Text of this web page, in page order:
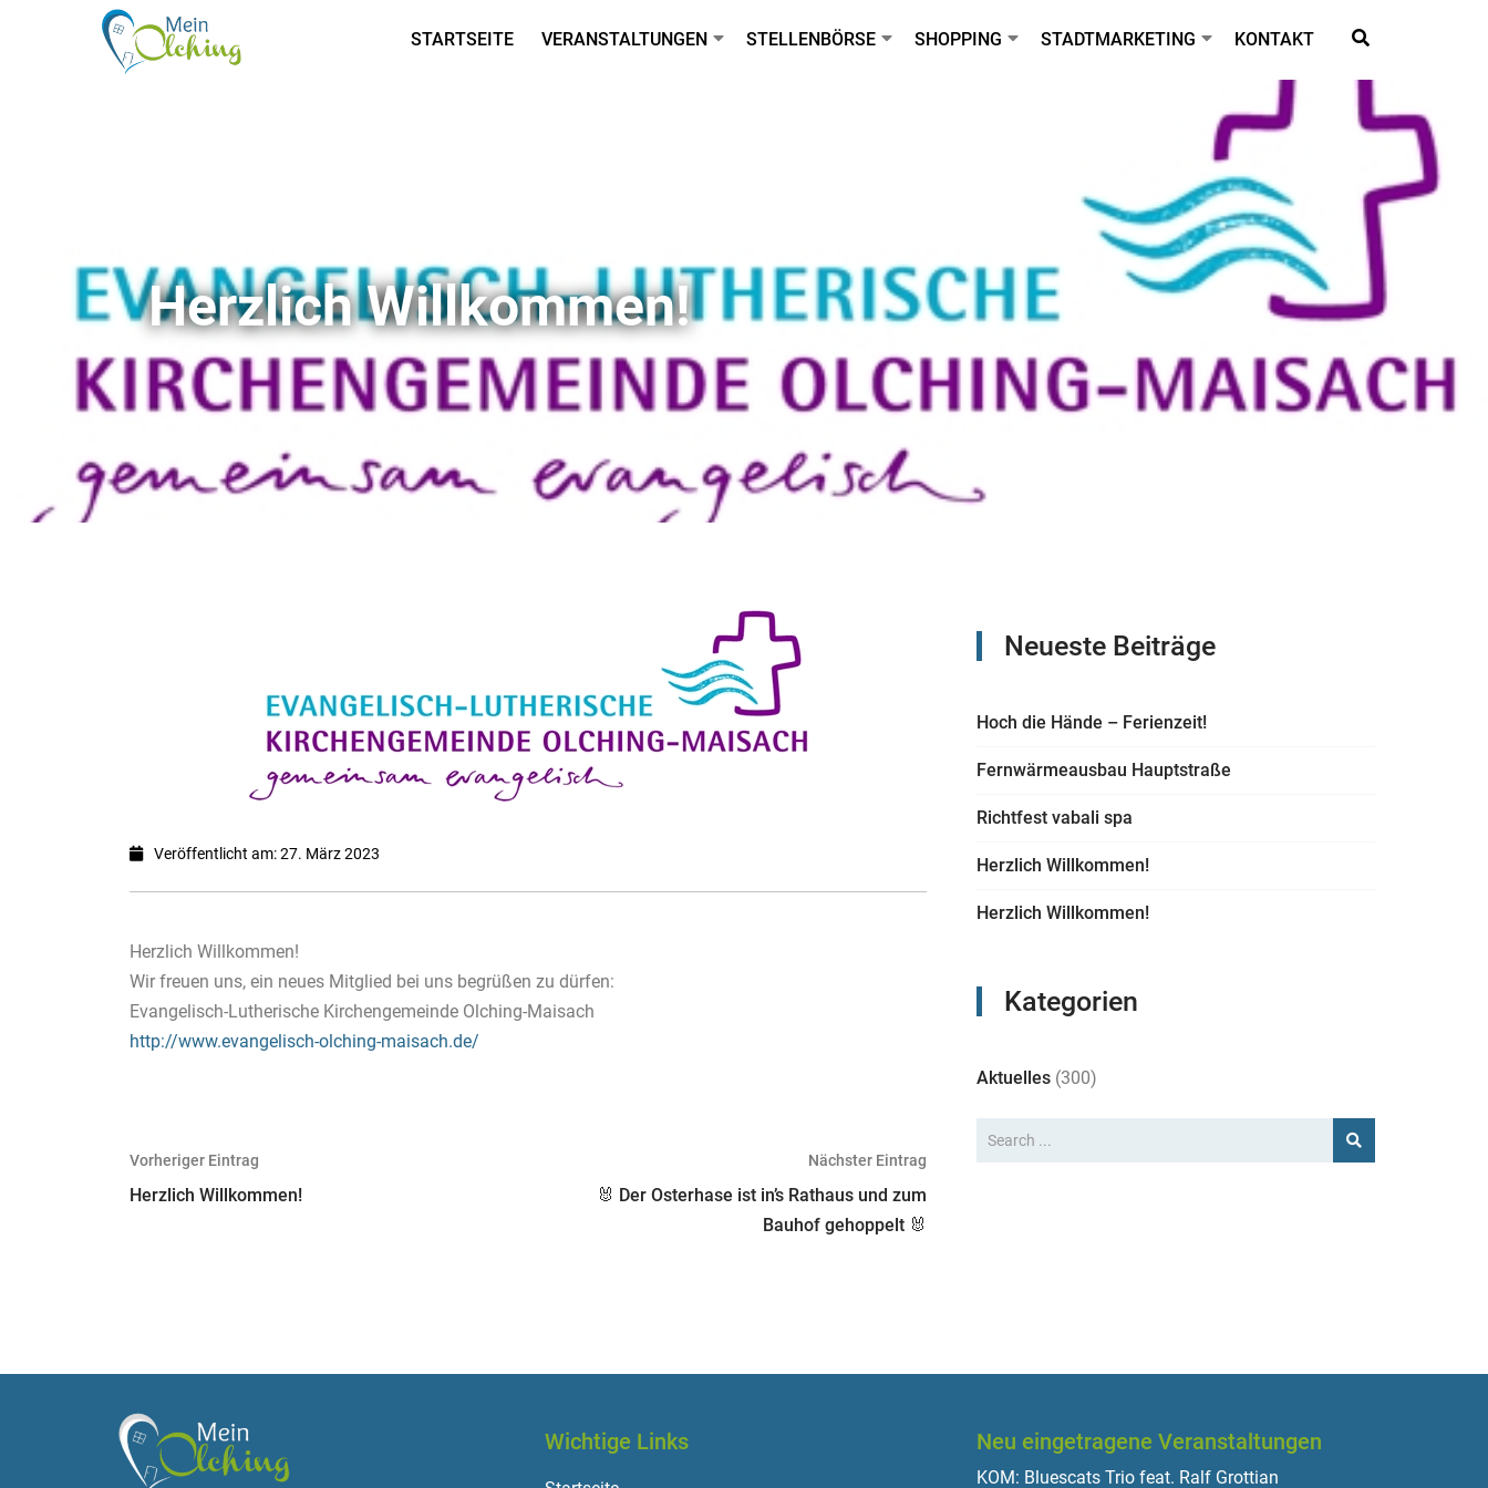
STARTSEITE VERANSTALTUNGEN STELLENBÖRSE SHOPPING STADTMARKETING KONTAKT
Herzlich Willkommen!
Veröffentlicht am: 27. März 2023
Herzlich Willkommen!
Wir freuen uns, ein neues Mitglied bei uns begrüßen zu dürfen:
Evangelisch-Lutherische Kirchengemeinde Olching-Maisach
http://www.evangelisch-olching-maisach.de/
Beitragsnavigation
Vorheriger Eintrag
Herzlich Willkommen!
Nächster Eintrag
🐰 Der Osterhase ist in’s Rathaus und zum
Bauhof gehoppelt 🐰
Neueste Beiträge
Hoch die Hände – Ferienzeit!
Fernwärmeausbau Hauptstraße
Richtfest vabali spa
Herzlich Willkommen!
Herzlich Willkommen!
Kategorien
Aktuelles (300)
Wichtige Links Neu eingetragene Veranstaltungen
KOM: Bluescats Trio feat. Ralf Grottian